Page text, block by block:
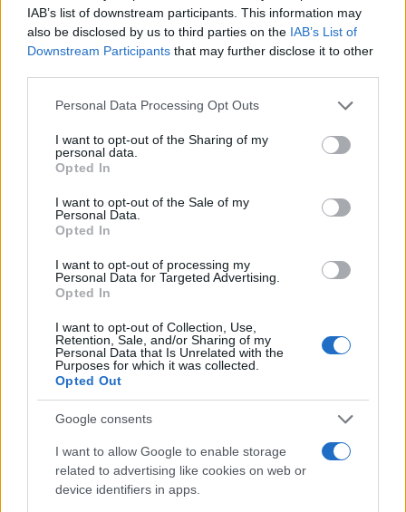
IAB’s list of downstream participants. This information may
also be disclosed by us to third parties on the IAB’s List of
Downstream Participants that may further disclose it to other
Please note that this website/app uses one or more Google
not limited to your visit or usage behaviour. You may click to
grant or deny consent to Google and its third-party tags to
use your data for below specified purposes in below Google
consent section.
Personal Data Processing Opt Outs
I want to opt-out of the Sharing of my
personal data.
Opted In
I want to opt-out of the Sale of my
Personal Data.
Opted In
I want to opt-out of processing my
Personal Data for Targeted Advertising.
Opted In
I want to opt-out of Collection, Use,
Retention, Sale, and/or Sharing of my
Personal Data that Is Unrelated with the
Purposes for which it was collected.
Opted Out
Google consents
I want to allow Google to enable storage
related to advertising like cookies on web or
device identifiers in apps.
NECROLOGIE
Paolo Pinna
Martina Agostina Diturco
I nostri cari
I nostri cari